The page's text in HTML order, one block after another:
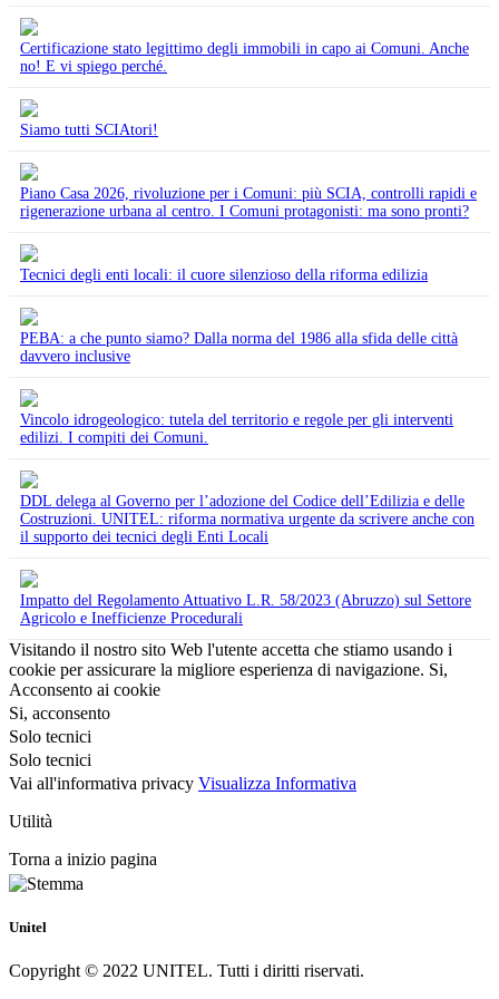
Certificazione stato legittimo degli immobili in capo ai Comuni. Anche
no! E vi spiego perché.
Siamo tutti SCIAtori!
Piano Casa 2026, rivoluzione per i Comuni: più SCIA, controlli rapidi e
rigenerazione urbana al centro. I Comuni protagonisti: ma sono pronti?
Tecnici degli enti locali: il cuore silenzioso della riforma edilizia
PEBA: a che punto siamo? Dalla norma del 1986 alla sfida delle città
davvero inclusive
Vincolo idrogeologico: tutela del territorio e regole per gli interventi
edilizi. I compiti dei Comuni.
DDL delega al Governo per l’adozione del Codice dell’Edilizia e delle
Costruzioni. UNITEL: riforma normativa urgente da scrivere anche con
il supporto dei tecnici degli Enti Locali
Impatto del Regolamento Attuativo L.R. 58/2023 (Abruzzo) sul Settore
Agricolo e Inefficienze Procedurali
Visitando il nostro sito Web l'utente accetta che stiamo usando i
cookie per assicurare la migliore esperienza di navigazione. Si,
Acconsento ai cookie
Si, acconsento
Solo tecnici
Solo tecnici
Vai all'informativa privacy Visualizza Informativa
Utilità
Torna a inizio pagina
Unitel
Copyright © 2022 UNITEL. Tutti i diritti riservati.